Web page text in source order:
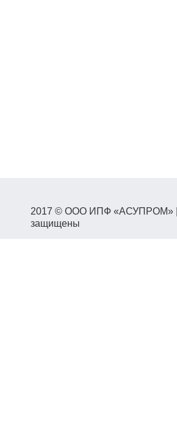
2017 © ООО ИПФ «АСУПРОМ» |
защищены